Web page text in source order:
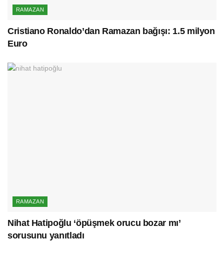
RAMAZAN
Cristiano Ronaldo’dan Ramazan bağışı: 1.5 milyon
Euro
RAMAZAN
Nihat Hatipoğlu ‘öpüşmek orucu bozar mı’
sorusunu yanıtladı